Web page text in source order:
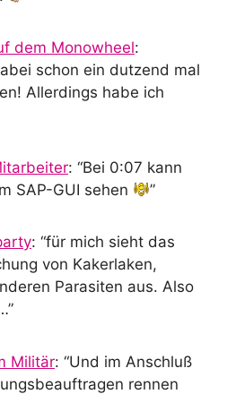
dem Monowheel:
schon ein dutzend mal
Allerdings habe ich
: “Bei 0:07 kann
SAP-GUI sehen
”
: “für mich sieht das
von Kakerlaken,
Parasiten aus. Also
”
Militär: “Und im Anschluß
rennen